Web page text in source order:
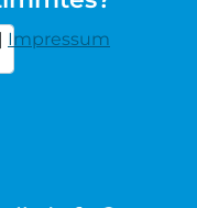
| Impressum